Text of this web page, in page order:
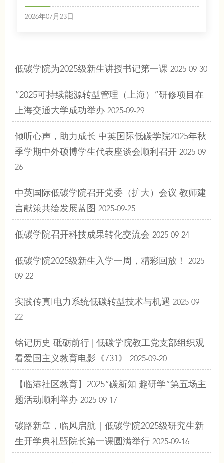
2026年07月23日
低碳学院为2025级新生讲授书记第一课 2025-09-30
“2025可持续能源转型管理（上海）”研修项目在
上海交通大学成功举办 2025-09-29
倾听心声，助力成长 中英国际低碳学院2025年秋
季学期中外硕博学生代表座谈会顺利召开 2025-09-
26
中英国际低碳学院召开党委（扩大）会议 教师建
言献策共绘发展蓝图 2025-09-25
低碳学院召开科技成果转化交流会 2025-09-24
低碳学院2025级新生入学一周，精彩回放！ 2025-
09-22
实践传真I电力系统低碳转型技术与机遇 2025-09-
22
铭记历史 砥砺前行 | 低碳学院教工党支部组织观
看爱国主义教育电影《731》 2025-09-20
【临港社区教育】2025“碳新知 趣研学”第五场主
题活动顺利举办 2025-09-17
碳路新章，临风启航｜低碳学院2025级研究生新
生开学典礼暨院长第一课圆满举行 2025-09-16